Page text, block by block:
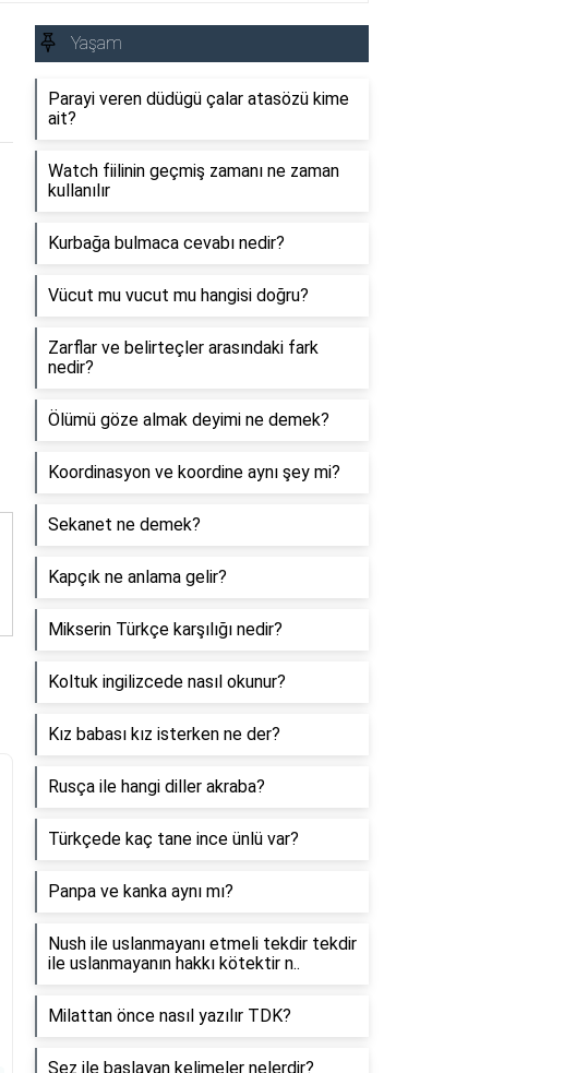
Yaşam
Parayi veren düdügü çalar atasözü kime
ait?
Watch fiilinin geçmiş zamanı ne zaman
kullanılır
Kurbağa bulmaca cevabı nedir?
Vücut mu vucut mu hangisi doğru?
Zarflar ve belirteçler arasındaki fark
nedir?
Ölümü göze almak deyimi ne demek?
Koordinasyon ve koordine aynı şey mi?
Sekanet ne demek?
Kapçık ne anlama gelir?
Mikserin Türkçe karşılığı nedir?
Koltuk ingilizcede nasıl okunur?
Kız babası kız isterken ne der?
Rusça ile hangi diller akraba?
Türkçede kaç tane ince ünlü var?
Panpa ve kanka aynı mı?
Nush ile uslanmayanı etmeli tekdir tekdir
ile uslanmayanın hakkı kötektir n..
Milattan önce nasıl yazılır TDK?
Sez ile başlayan kelimeler nelerdir?